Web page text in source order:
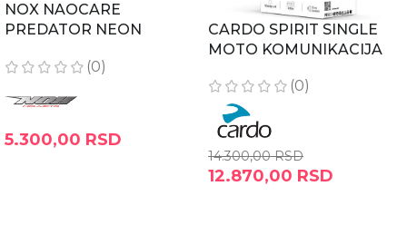
NOX NAOCARE
PREDATOR NEON
(0)
5.300,00 RSD
CARDO SPIRIT SINGLE
MOTO KOMUNIKACIJA
(0)
14.300,00RSD
12.870,00 RSD